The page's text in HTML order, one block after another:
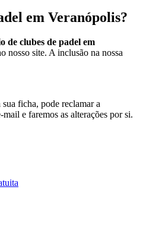
em Veranópolis?
de clubes de padel em
nosso site. A inclusão na nossa
sua ficha, pode reclamar a
e faremos as alterações por si.